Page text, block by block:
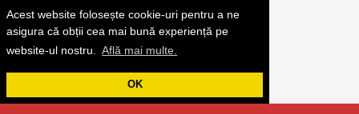
Acest website folosește cookie-uri pentru a ne
asigura că obții cea mai bună experiență pe
website-ul nostru.
Află mai multe.
OK